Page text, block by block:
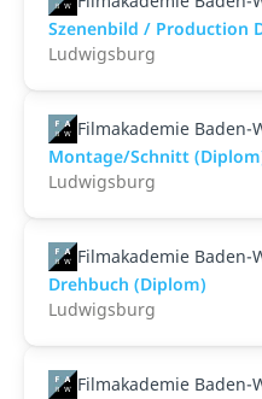
Szenenbild / Production
Ludwigsburg
Filmakademie Baden-
Montage/Schnitt
Ludwigsburg
Filmakademie Baden-
Drehbuch (Diplom)
Ludwigsburg
Filmakademie Baden-